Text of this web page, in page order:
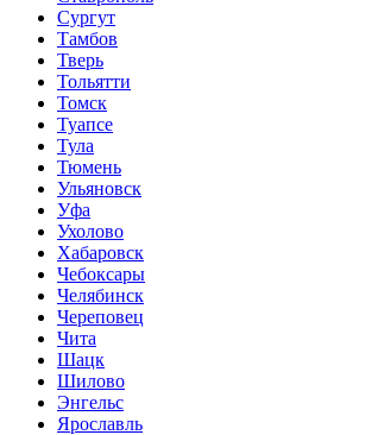
Сургут
Тамбов
Тверь
Тольятти
Томск
Туапсе
Тула
Тюмень
Ульяновск
Уфа
Ухолово
Хабаровск
Чебоксары
Челябинск
Череповец
Чита
Шацк
Шилово
Энгельс
Ярославль